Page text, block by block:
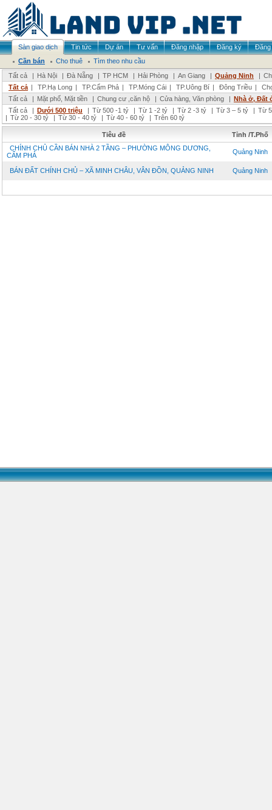
Sàn giao dịch Tin tức Dự án Tư vấn Đăng nhập Đăng ký
Đăng
Cần bán
Cho thuê
Tìm theo nhu cầu
Tất cả
| Hà Nội | Đà Nẵng | TP HCM | Hải Phòng | An Giang | Quảng Ninh |
Tất cả | TP.Hạ Long | TP.Cẩm Phả | TP.Móng Cái | TP.Uông Bí | Đông Triều |
Tất cả
| Mặt phố, Mặt tiền | Chung cư ,căn hộ | Cửa hàng, Văn phòng | Nhà ở, Đất
Tất cả
| Dưới 500 triệu | Từ 500 -1 tỷ | Từ 1 -2 tỷ | Từ 2 -3 tỷ | Từ 3 – 5 tỷ | Từ
| Từ 20 - 30 tỷ | Từ 30 - 40 tỷ | Từ 40 - 60 tỷ | Trên 60 tỷ
Tiêu đề
Tỉnh /T.Phố
CHÍNH CHỦ CẦN BÁN NHÀ 2 TẦNG – PHƯỜNG MÔNG DƯƠNG,
CẨM PHẢ
Quảng Ninh
BÁN ĐẤT CHÍNH CHỦ – XÃ MINH CHÂU, VÂN ĐỒN, QUẢNG NINH Quảng Ninh